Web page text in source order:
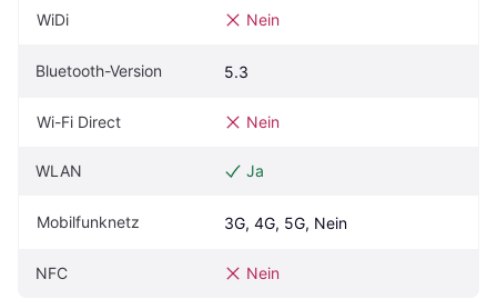
WiDi Nein
Bluetooth-Version 5.3
Wi-Fi Direct Nein
WLAN Ja
Mobilfunknetz 3G, 4G, 5G, Nein
NFC Nein